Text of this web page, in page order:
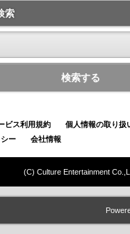
索
検索する
ビス利用規約
個人情報の取り扱
ー
会社情報
(C) Culture Entertainment